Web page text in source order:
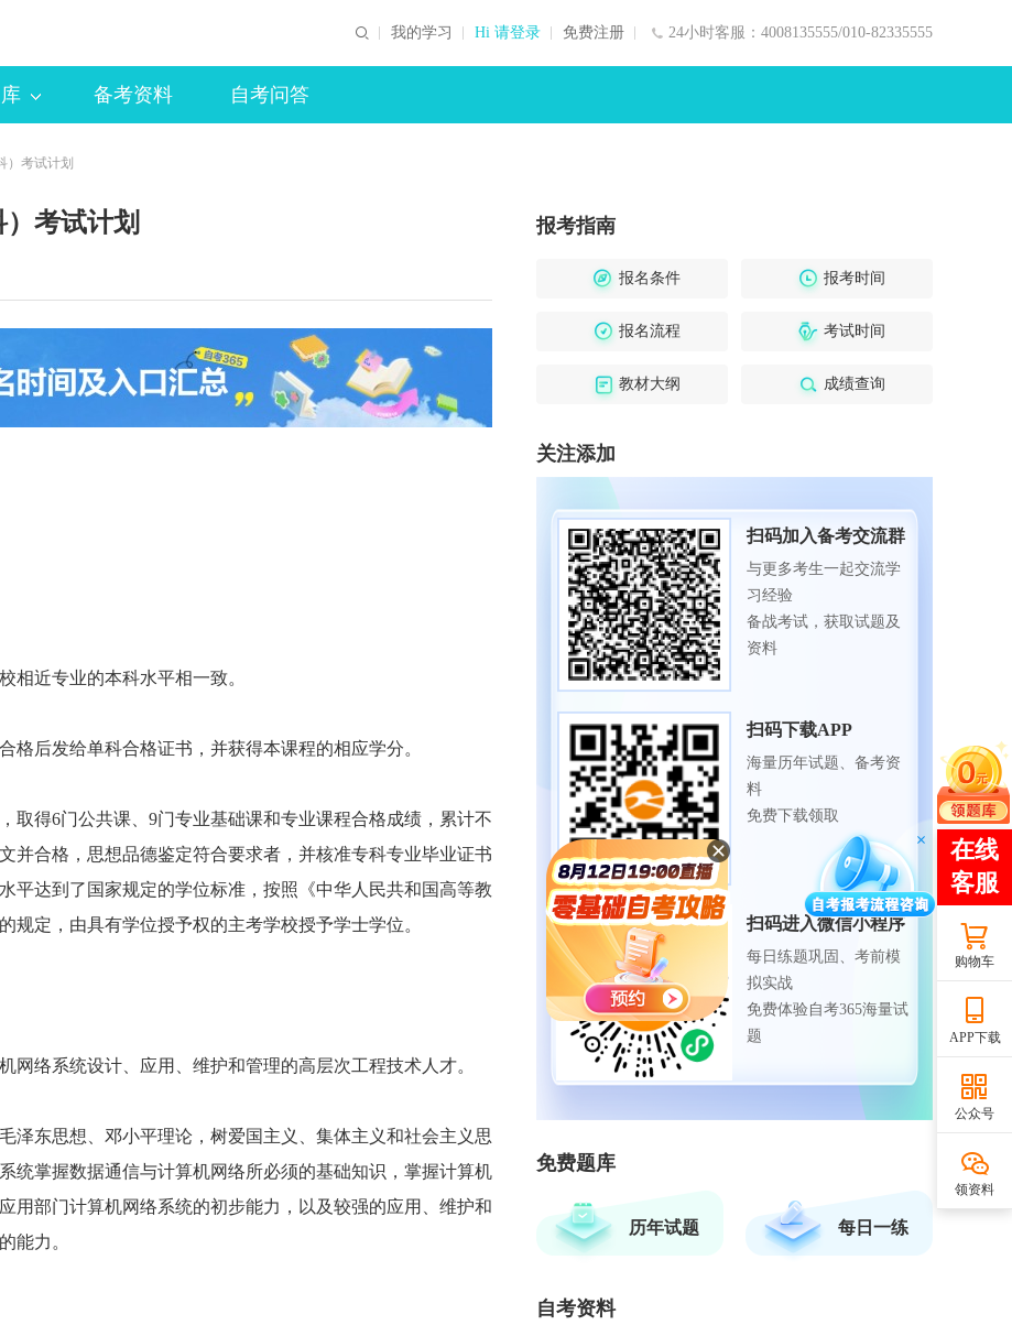
24小时客服：4008135555/010-82335555
我的学习 Hi 请登录 免费注册
备考资料 自考问答
）考试计划
考试计划
近专业的本科水平相一致。
后发给单科合格证书，并获得本课程的相应学分。
得6门公共课、9门专业基础课和专业课程合格成绩，累计不
并合格，思想品德鉴定符合要求者，并核准专科专业毕业证书
平达到了国家规定的学位标准，按照《中华人民共和国高等教
定，由具有学位授予权的主考学校授予学士学位。
络系统设计、应用、维护和管理的高层次工程技术人才。
东思想、邓小平理论，树爱国主义、集体主义和社会主义思
统掌握数据通信与计算机网络所必须的基础知识，掌握计算机
用部门计算机网络系统的初步能力，以及较强的应用、维护和
能力。
报考指南
报名条件 报考时间
报名流程 考试时间
教材大纲 成绩查询
关注添加
扫码加入备考交流群
与更多考生一起交流学
习经验
备战考试，获取试题及
资料
扫码下载APP
海量历年试题、备考资
料
免费下载领取
扫码进入微信小程序
每日练题巩固、考前模
拟实战
免费体验自考365海量试
题
免费题库
历年试题 每日一练
自考资料
购物车
APP下载
公众号
领资料